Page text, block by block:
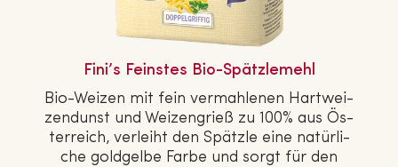
Fini’s Feinstes Bio-Spätz­le­mehl
Bio-Weizen mit fein ver­mah­le­nen Hart­wei­
zen­dunst und Wei­zen­grieß zu 100% aus Ös­
ter­reich, verleiht den Spätzle eine na­tür­li­
che goldgelbe Farbe und sorgt für den